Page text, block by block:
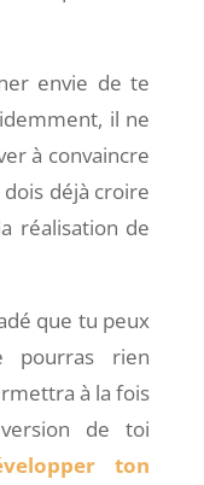
envie de te
il ne
à convaincre
déjà croire
réalisation de
que tu peux
pourras rien
à la fois
de toi
ton